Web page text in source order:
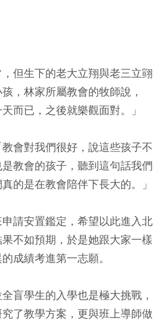
但生下的老大立翔與老三立翧
，林家所屬教會的牧師說，
而已，之後就樂觀面對。」
教會對我們很好，說這些孩子不
教會的孩子，聽到這句話我們
的是在教會陪伴下長大的。」
請安置鑑定，希望以此進入北
不如預期，於是她跟大家一樣
成績考進第一志願。
盲學生的入學也是極大挑戰，
了教學方案，更與班上導師做